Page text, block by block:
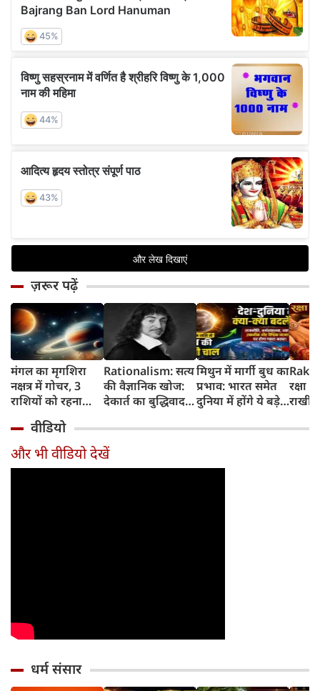
ज़रूर पढ़ें
मंगल का मृगशिरा
नक्षत्र में गोचर, 3
राशियों को रहना
सावधान
Rationalism: सत्य
की वैज्ञानिक खोज:
देकार्त का बुद्धिवाद
का जन्म
मिथुन में मार्गी बुध का
प्रभाव: भारत समेत
दुनिया में होंगे ये बड़े
रक्षा
राखी
वीडियो
और भी वीडियो देखें
धर्म संसार